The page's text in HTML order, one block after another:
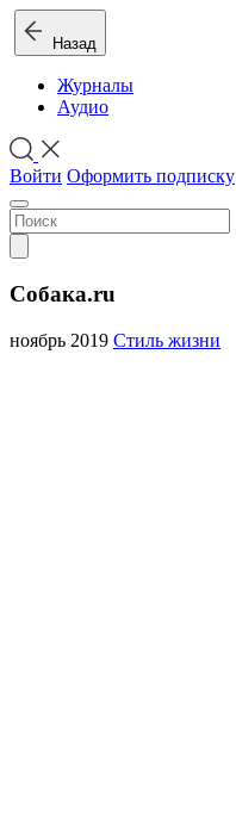
Назад
Журналы
Аудио
Войти Оформить подписку
Собака.ru
ноябрь 2019 Стиль жизни